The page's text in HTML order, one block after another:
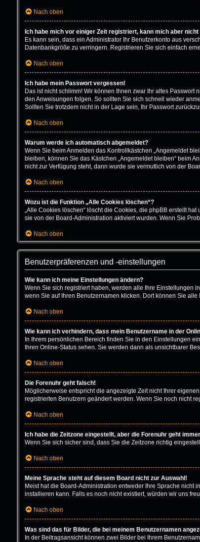
Nach oben
Ich habe mich vor einiger Zeit registriert, kann mich aber
Es kann sein, dass ein Administrator Ihr Benutzerkonto aus
Datenbankgröße zu verringern. Registrieren Sie sich einfach
Nach oben
Ich habe mein Passwort vergessen!
Das ist nicht schlimm! Wir können Ihnen zwar Ihr altes
den Anweisungen folgen. So sollten Sie sich schnell wieder
Sollten Sie trotzdem nicht in der Lage sein, Ihr Passwort
Nach oben
Warum werde ich automatisch abgemeldet?
Wenn Sie beim Anmelden das Kontrollkästchen „Angemeldet
bleiben, können Sie das Kästchen „Angemeldet bleiben“ beim
nicht zur Verfügung steht, dann wurde sie vermutlich von der
Nach oben
Wozu ist die Funktion „Alle Cookies löschen“?
„Alle Cookies löschen“ löscht die Cookies, die phpBB erstellt
sie von der Board-Administration aktiviert wurden. Wenn Sie
Nach oben
Benutzerpräferenzen und -einstellungen
Wie kann ich meine Einstellungen ändern?
Wenn Sie sich registriert haben, werden alle Ihre Einstellungen
wenn Sie auf Ihren Benutzernamen klicken. Dort können Sie alle
Nach oben
Wie kann ich verhindern, dass mein Benutzername in der
In Ihrem persönlichen Bereich finden Sie in den Einstellungen
Ihren Online-Status sehen. Sie werden dann als unsichtbarer
Nach oben
Die Forenuhr geht falsch!
Möglicherweise entspricht die angezeigte Zeit nicht Ihrer
registrierten Benutzern geändert werden. Wenn Sie noch nicht
Nach oben
Ich habe die Zeitzone eingestellt, aber die Forenuhr geht
Wenn Sie sich sicher sind, dass Sie die Zeitzone richtig
Nach oben
Meine Sprache steht auf diesem Board nicht zur Auswahl!
Meist hat die Board-Administration entweder Ihre Sprache nicht
installieren kann. Falls es noch nicht existiert, würden wir uns
Nach oben
Was sind das für Bilder, die bei meinem Benutzernamen
In der Beitragsansicht können zwei Bilder bei Ihrem